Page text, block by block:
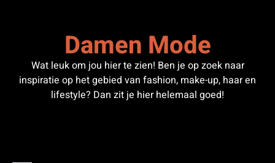
Damen Mode
Wat leuk om jou hier te zien! Ben je op zoek naar
inspiratie op het gebied van fashion, make-up, haar en
lifestyle? Dan zit je hier helemaal goed!